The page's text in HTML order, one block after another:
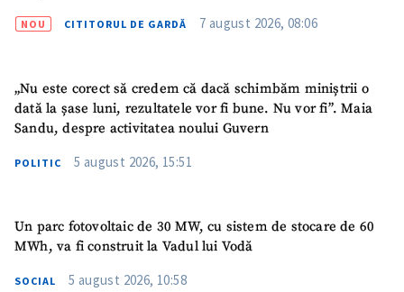
SUSȚINE
NOU CITITORUL DE GARDĂ 7 august 2026, 08:06
„Nu este corect să credem că dacă schimbăm miniștrii o
dată la șase luni, rezultatele vor fi bune. Nu vor fi”. Maia
Sandu, despre activitatea noului Guvern
POLITIC 5 august 2026, 15:51
Un parc fotovoltaic de 30 MW, cu sistem de stocare de 60
MWh, va fi construit la Vadul lui Vodă
SOCIAL 5 august 2026, 10:58